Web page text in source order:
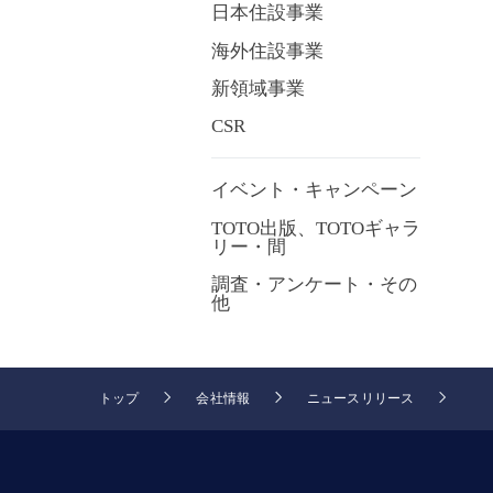
日本住設事業
海外住設事業
新領域事業
CSR
イベント・キャンペーン
TOTO出版、TOTOギャラ
リー・間
調査・アンケート・その
他
トップ 会社情報 ニュースリリース